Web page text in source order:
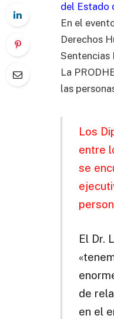
del Estado
En el
Derechos
Sentencias
La
las
Los
entre
se
El Dr.
de
en el